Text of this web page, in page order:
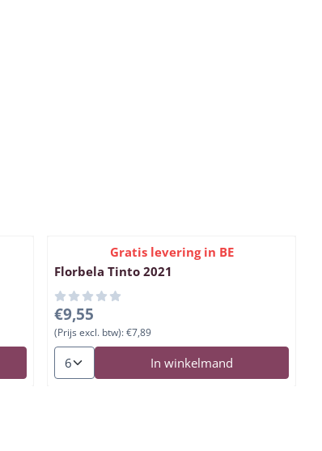
2022
Gratis levering in BE
Florbela Tinto 2021
Prijs: 9,55, exclusief btw: 7,89
€9,55
(Prijs excl. btw):€7,89
Aantal kiezen voor Florbela Tinto 2021
In winkelmand